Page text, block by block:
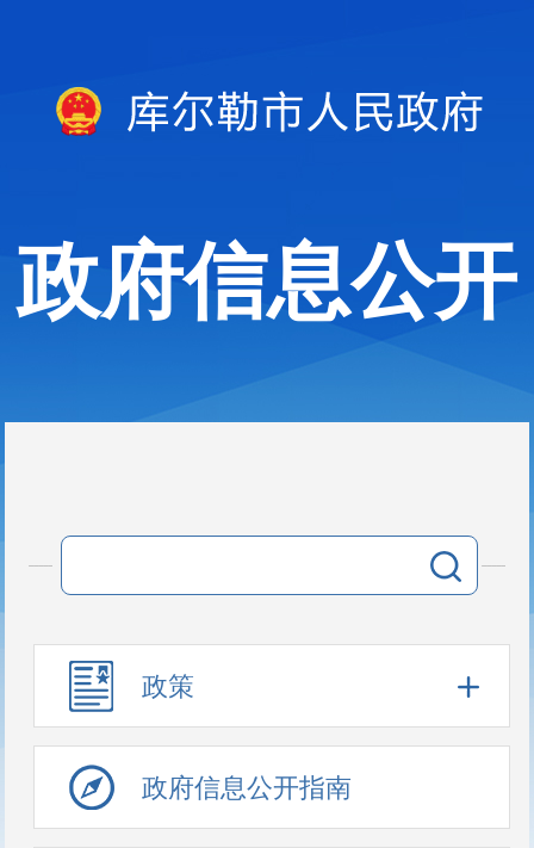
政府信息公开
政策
政府信息公开指南